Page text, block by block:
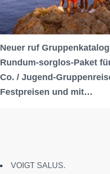
Neuer ruf
Rundum-sorglos-Paket
Co. / Jugend-
Festpreisen und mit…
VOIGT SALUS.